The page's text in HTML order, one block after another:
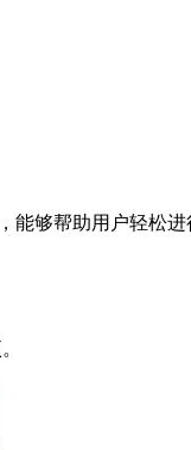
能够帮助用户轻松